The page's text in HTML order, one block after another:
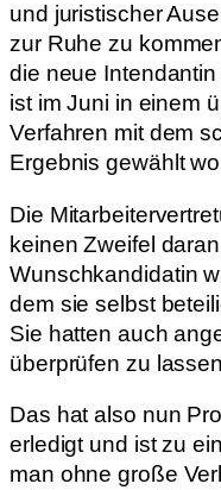
und juristischer
zur Ruhe zu
die neue
ist im Juni in einem
Verfahren mit dem
Ergebnis gewählt
Die
keinen Zweifel
Wunschkandidatin
dem sie selbst
Sie hatten auch
überprüfen zu
Das hat also nun
erledigt und ist zu
man ohne große